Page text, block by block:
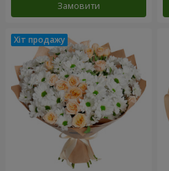
Замовити